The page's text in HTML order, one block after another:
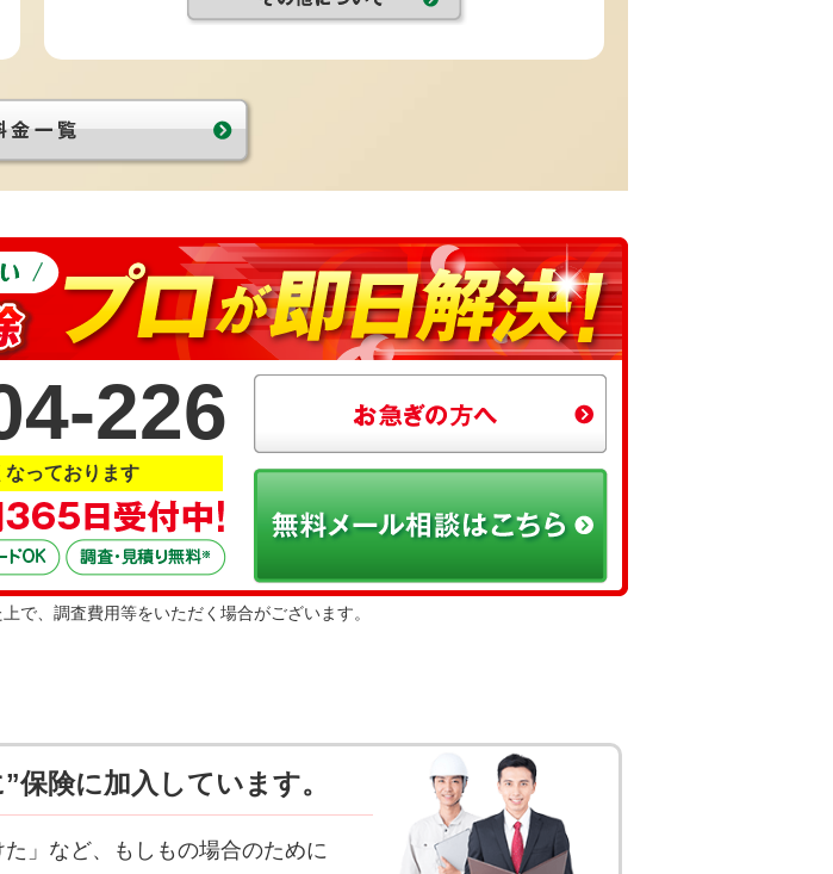
226
っております
で、調査費用等をいただく場合がございます。
険に加入しています。
」など、もしもの場合のために